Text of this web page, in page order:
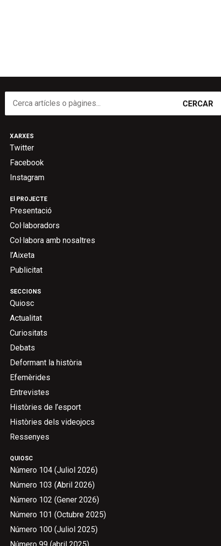
CERCAR
QUIOSC
Número 104 (Juliol 2026)
Número 103 (Abril 2026)
Número 102 (Gener 2026)
Número 101 (Octubre 2025)
Número 100 (Juliol 2025)
SECCIONS
Quiosc
Actualitat
Curiositats
Debats
Deformant la història
Efemèrides
Entrevistes
Històries de l’esport
Històries dels videojocs
Ressenyes
El PROJECTE
Presentació
Col·laboradors
Col·labora amb nosaltres
l’Aixeta
Publicitat
XARXES
Twitter
Facebook
Instagram